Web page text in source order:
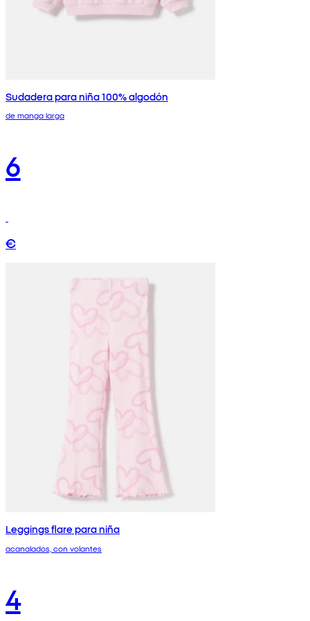
Sudadera para niña 100% algodón
de manga larga
6
€
Leggings flare para niña
acanalados, con volantes
4